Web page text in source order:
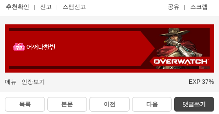
추천확인 신고 스팸신고 공유 스크랩
어쩌다한번
메뉴 인장보기 EXP 37%
목록 본문 이전 다음 댓글쓰기